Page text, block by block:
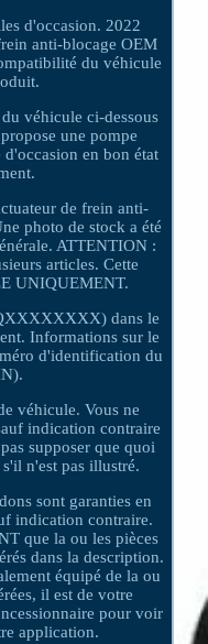
d'occasion. 2022
anti-blocage OEM
du véhicule
véhicule ci-dessous
une pompe
en bon état
de frein anti-
photo de stock a été
ATTENTION :
articles. Cette
UNIQUEMENT.
dans le
Informations sur le
d'identification du
véhicule. Vous ne
indication contraire
supposer que quoi
n'est pas illustré.
sont garanties en
indication contraire.
que la ou les pièces
dans la description.
équipé de la ou
il est de votre
pour voir
application.